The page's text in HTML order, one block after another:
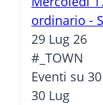
ordinario -
29 Lug 26
#_TOWN
Eventi su
30 Lug